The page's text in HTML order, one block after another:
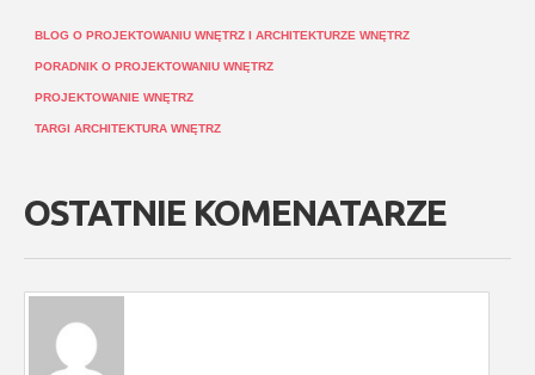
BLOG O PROJEKTOWANIU WNĘTRZ I ARCHITEKTURZE WNĘTRZ
PORADNIK O PROJEKTOWANIU WNĘTRZ
PROJEKTOWANIE WNĘTRZ
TARGI ARCHITEKTURA WNĘTRZ
OSTATNIE KOMENATARZE